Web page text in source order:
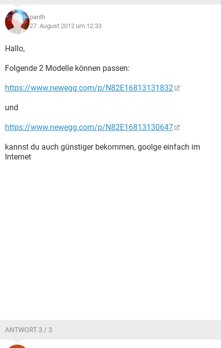
panth
27. August 2012 um 12:33
Hallo,
Folgende 2 Modelle können passen:
https://www.newegg.com/p/N82E16813131832
und
https://www.newegg.com/p/N82E16813130647
kannst du auch günstiger bekommen, goolge einfach im
Internet
ANTWORT 3 / 3